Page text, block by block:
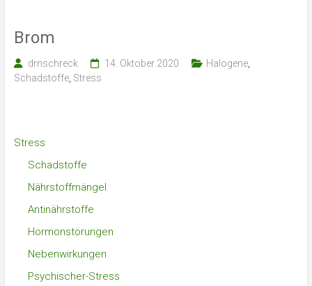
Brom
drnschreck 14. Oktober 2020 Halogene,
Schadstoffe, Stress
Stress
Schadstoffe
Nährstoffmängel
Antinährstoffe
Hormonstörungen
Nebenwirkungen
Psychischer-Stress